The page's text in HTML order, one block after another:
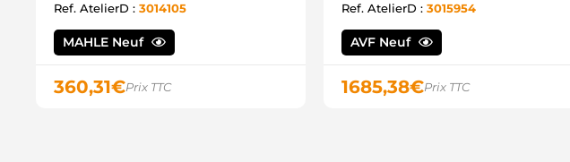
Ref. AtelierD : 3014105
MAHLE Neuf
360,31€Prix TTC
Ref. AtelierD : 3015954
AVF Neuf
1685,38€Prix TTC